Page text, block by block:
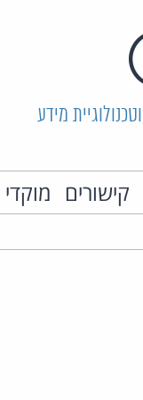
מידע
קישורים